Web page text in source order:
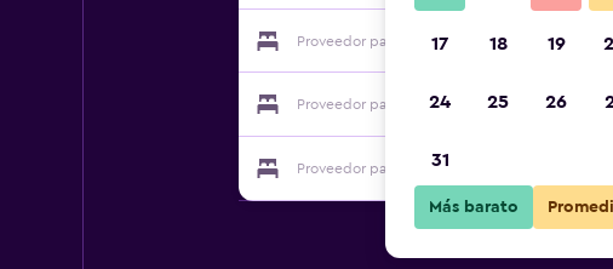
Proveedor para La Caseria C.B.
Proveedor para La Caseria C.B.
Proveedor para La Caseria C.B.
17 18 19
24 25 26
31
Más barato